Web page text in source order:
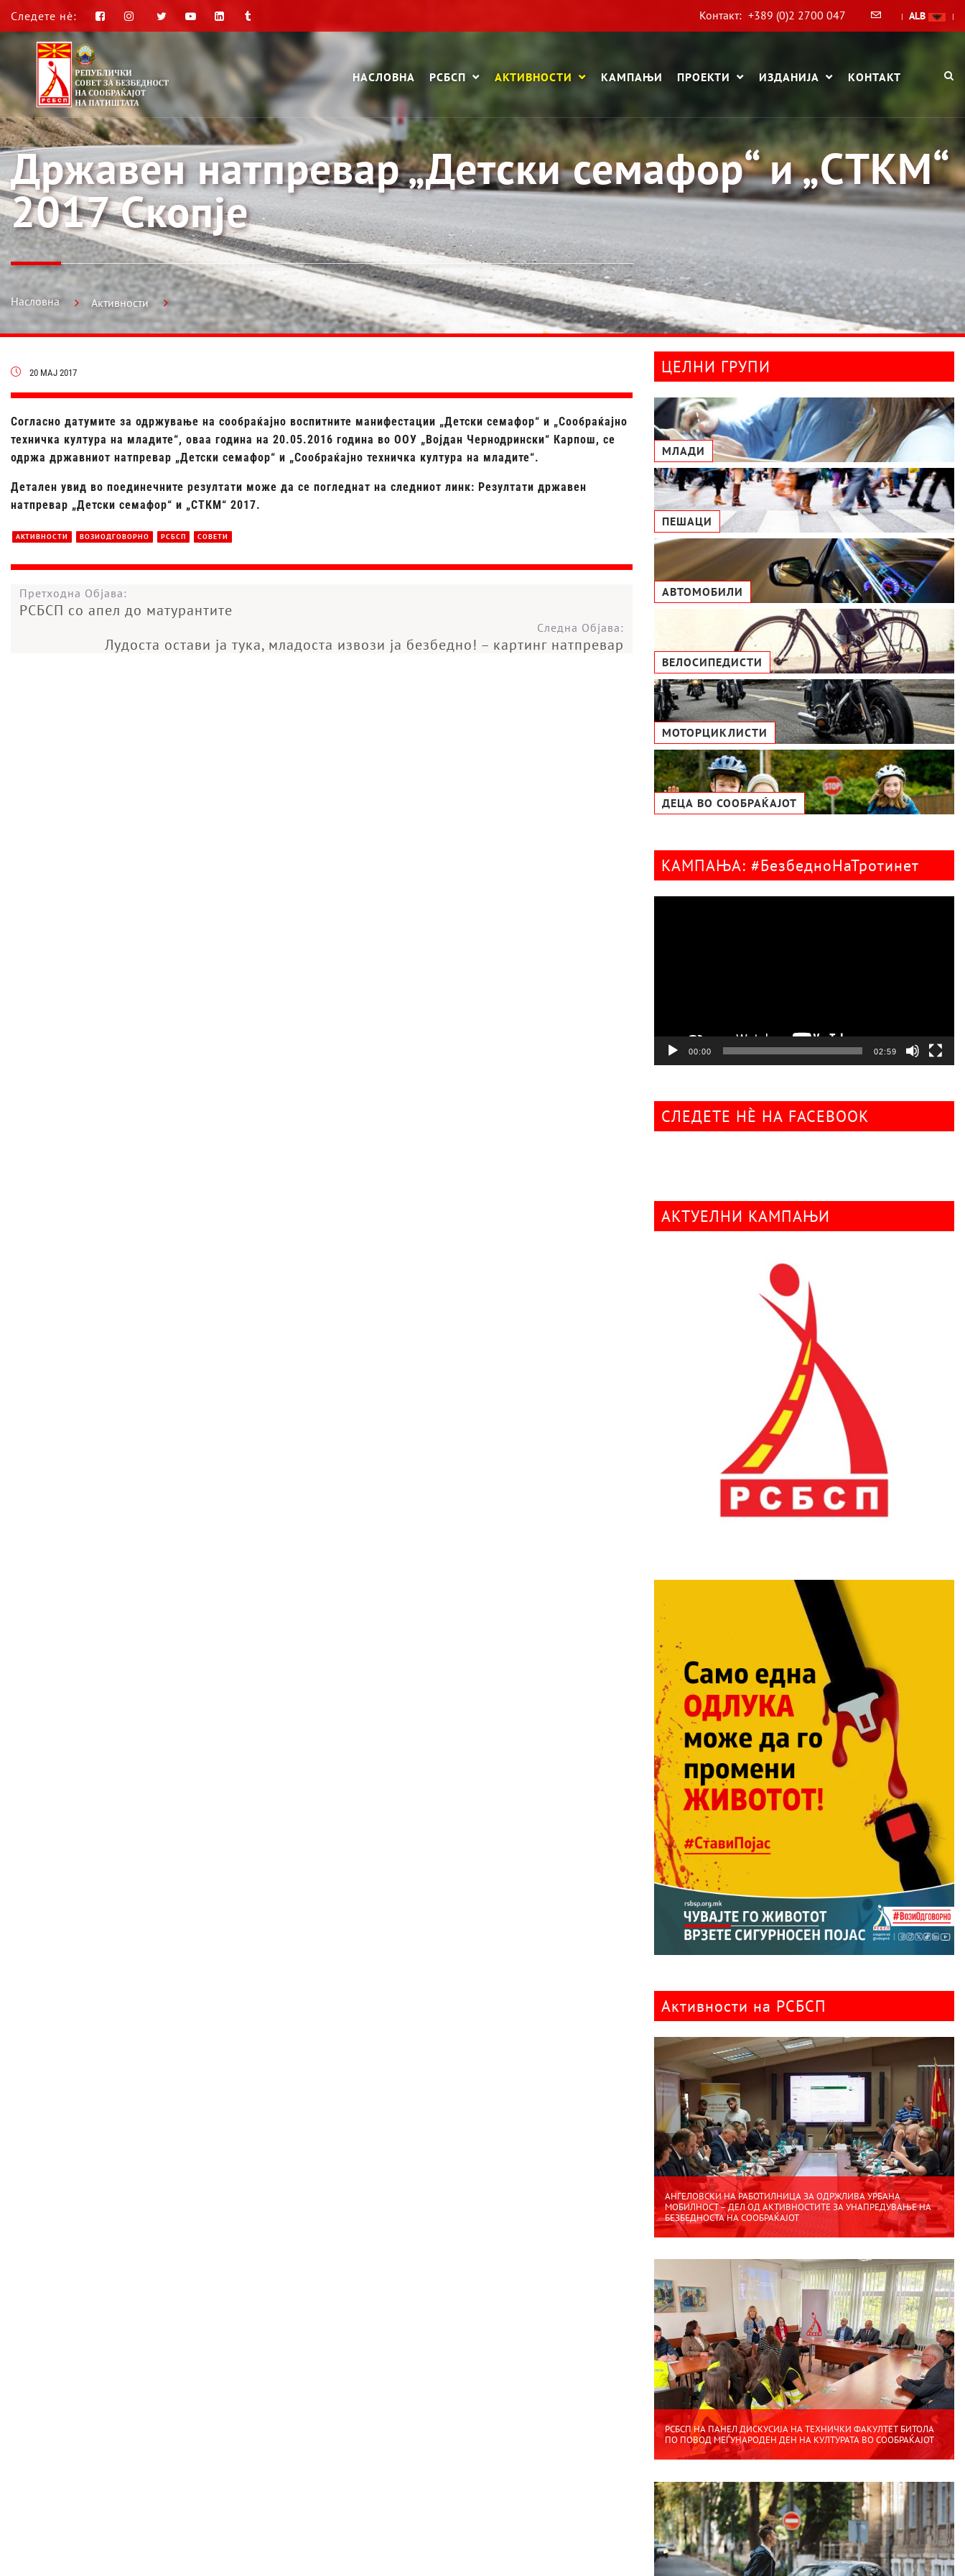
Следете нè: Контакт: +389 (0)2 2700 047 | ALB |
НАСЛОВНА РСБСП АКТИВНОСТИ КАМПАЊИ ПРОЕКТИ ИЗДАНИЈА КОНТАКТ
Државен натпревар „Детски семафор“ и „СТКМ“
2017 Скопје
Насловна Активности
20 МАЈ 2017
Согласно датумите за одржување на сообраќајно воспитните манифестации „Детски семафор“ и „Сообраќајно
техничка култура на младите“, оваа година на 20.05.2016 година во ООУ „Војдан Чернодрински“ Карпош, се
одржа државниот натпревар „Детски семафор“ и „Сообраќајно техничка култура на младите“.
Детален увид во поединечните резултати може да се погледнат на следниот линк: Резултати државен
натпревар „Детски семафор“ и „СТКМ“ 2017.
АКТИВНОСТИ ВОЗИОДГОВОРНО РСБСП СОВЕТИ
Претходна Објава:
РСБСП со апел до матурантите
Следна Објава:
Лудоста остави ја тука, младоста извози ја безбедно! – картинг натпревар
ЦЕЛНИ ГРУПИ
МЛАДИ
ПЕШАЦИ
АВТОМОБИЛИ
ВЕЛОСИПЕДИСТИ
МОТОРЦИКЛИСТИ
ДЕЦА ВО СООБРАЌАЈОТ
КАМПАЊА: #БезбедноНаТротинет
00:00 02:59
СЛЕДЕТЕ НÈ НА FACEBOOK
АКТУЕЛНИ КАМПАЊИ
Активности на РСБСП
АНГЕЛОВСКИ НА РАБОТИЛНИЦА ЗА ОДРЖЛИВА УРБАНА
МОБИЛНОСТ – ДЕЛ ОД АКТИВНОСТИТЕ ЗА УНАПРЕДУВАЊЕ НА
БЕЗБЕДНОСТА НА СООБРАЌАЈОТ
РСБСП НА ПАНЕЛ ДИСКУСИЈА НА ТЕХНИЧКИ ФАКУЛТЕТ БИТОЛА
ПО ПОВОД МЕЃУНАРОДЕН ДЕН НА КУЛТУРАТА ВО СООБРАЌАЈОТ